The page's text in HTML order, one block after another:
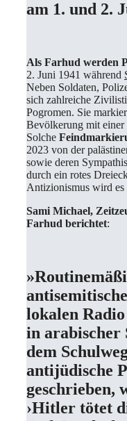
am 1. und 2.
Als Farhud werden
2. Juni 1941 während
Neben Soldaten,
sich zahlreiche
Pogromen. Sie
Bevölkerung mit einer
Solche
2023 von der
sowie deren
durch ein rotes
Antizionismus wird es
Sami Michael,
Farhud berichtet:
lokalen
in arabischer
dem
antijüdische
geschrieben,
›Hitler tötet